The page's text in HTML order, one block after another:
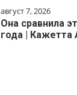
август 7, 2026
Она сравнила
года | Кажетта